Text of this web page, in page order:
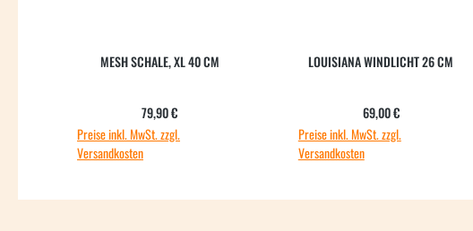
MESH SCHALE, XL 40 CM
Regulärer Preis:
79,90 €
Preise inkl. MwSt. zzgl.
Versandkosten
LOUISIANA WINDLICHT 26 CM
Regulärer Preis:
69,00 €
Preise inkl. MwSt. zzgl.
Versandkosten